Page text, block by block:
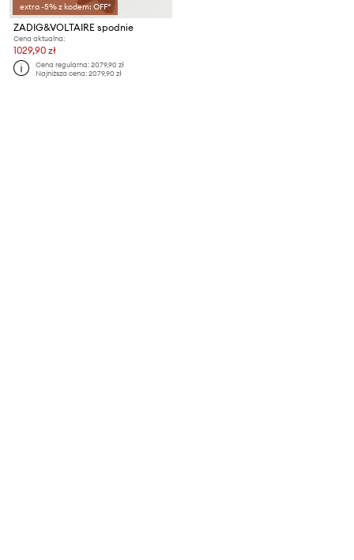
extra -5% z kodem: OFF*
ZADIG&VOLTAIRE spodnie
Cena aktualna:
1029,90 zł
Cena regularna:2079,90 zł
Najniższa cena:2079,90 zł